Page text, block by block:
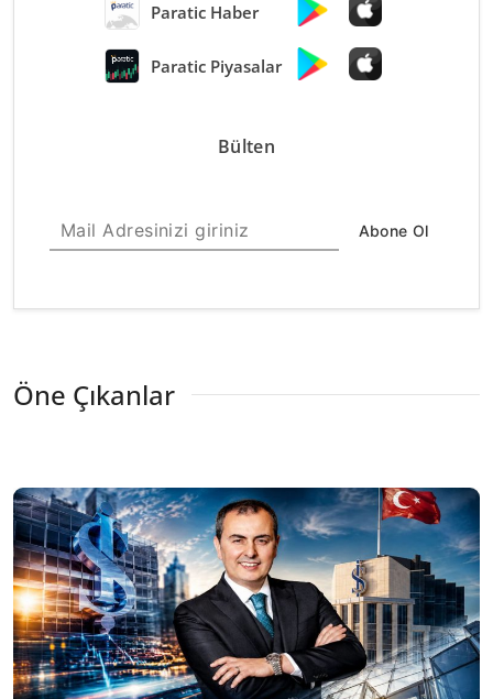
Paratic Haber
Paratic Piyasalar
Bülten
Abone Ol
Öne Çıkanlar